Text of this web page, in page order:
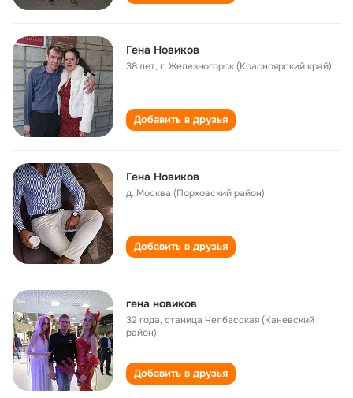
Гена Новиков
38 лет,г. Железногорск (Красноярский край)
Добавить в друзья
Гена Новиков
д. Москва (Порховский район)
Добавить в друзья
гена новиков
32 года,станица Челбасская (Каневский
район)
Добавить в друзья